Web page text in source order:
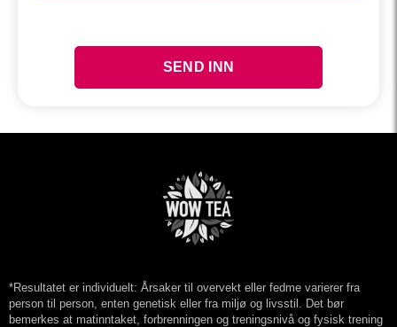
*Resultatet er individuelt: Årsaker til overvekt eller fedme varierer fra
person til person, enten genetisk eller fra miljø og livsstil. Det bør
bemerkes at matinntaket, forbrenningen og treningsnivå og fysisk trening